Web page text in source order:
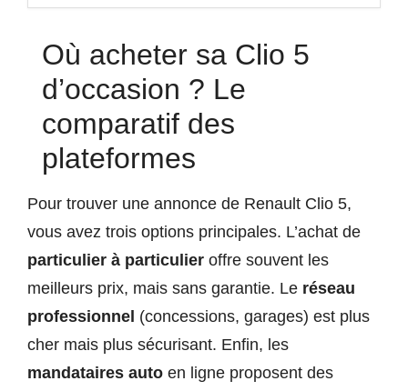
Où acheter sa Clio 5
d’occasion ? Le
comparatif des
plateformes
Pour trouver une annonce de Renault Clio 5,
vous avez trois options principales. L’achat de
particulier à particulier offre souvent les
meilleurs prix, mais sans garantie. Le réseau
professionnel (concessions, garages) est plus
cher mais plus sécurisant. Enfin, les
mandataires auto en ligne proposent des